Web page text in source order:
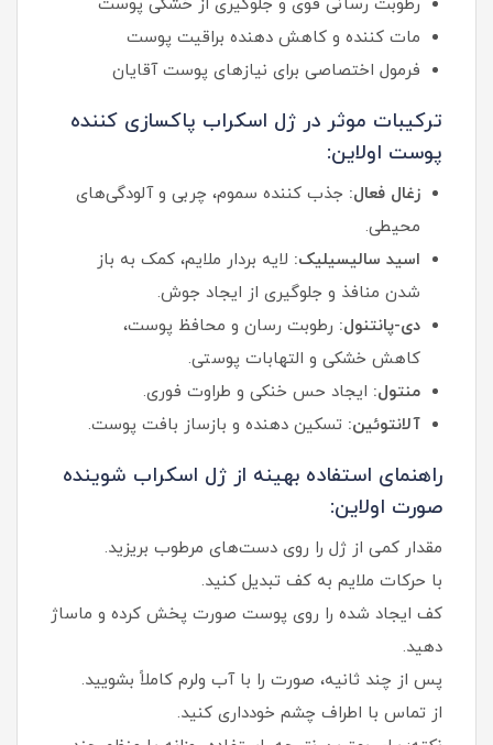
رطوبت‌ رسانی قوی و جلوگیری از خشکی پوست
مات‌ کننده و کاهش‌ دهنده براقیت پوست
فرمول اختصاصی برای نیازهای پوست آقایان
ترکیبات موثر در ژل اسکراب پاکسازی کننده
پوست اولاین:
زغال فعال: جذب‌ کننده سموم، چربی و آلودگی‌های
محیطی.
اسید سالیسیلیک: لایه‌ بردار ملایم، کمک به باز
شدن منافذ و جلوگیری از ایجاد جوش.
دی-پانتنول: رطوبت‌ رسان و محافظ پوست،
کاهش خشکی و التهابات پوستی.
منتول: ایجاد حس خنکی و طراوت فوری.
آلانتوئین: تسکین‌ دهنده و بازساز بافت پوست.
راهنمای استفاده بهینه از ژل اسکراب شوینده
صورت اولاین:
مقدار کمی از ژل را روی دست‌های مرطوب بریزید.
با حرکات ملایم به کف تبدیل کنید.
کف ایجاد شده را روی پوست صورت پخش کرده و ماساژ
دهید.
پس از چند ثانیه، صورت را با آب ولرم کاملاً بشویید.
از تماس با اطراف چشم خودداری کنید.